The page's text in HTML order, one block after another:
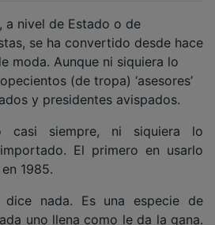
se ha convertido desde hace
moda. Aunque ni siquiera lo
(de tropa) ‘asesores’
y presidentes avispados.
El primero en usarlo
en 1985.
uno llena como le da la gana.